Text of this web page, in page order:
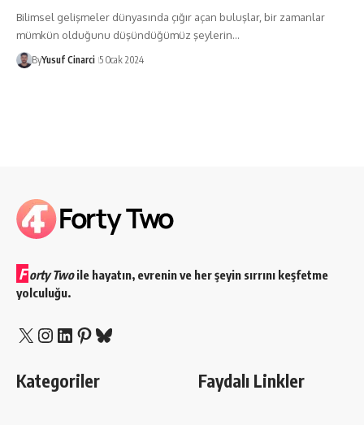
Bilimsel gelişmeler dünyasında çığır açan buluşlar, bir zamanlar
mümkün olduğunu düşündüğümüz şeylerin…
ByYusuf Cinarci 5 Ocak 2024
F orty Twoile hayatın, evrenin ve her şeyin sırrını keşfetme
yolculuğu.
X Instagram
LinkedIn
Pinterest
Bluesky
Kategoriler Faydalı Linkler